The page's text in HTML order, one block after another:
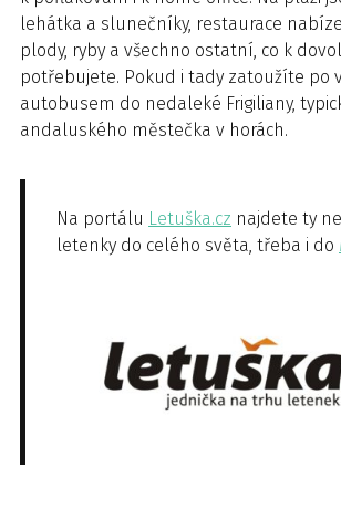
lehátka a slunečníky, restaurace
plody, ryby a všechno ostatní, co k
potřebujete. Pokud i tady zatoužíte po
autobusem do nedaleké Frigiliany,
andaluského městečka v horách.
Na portálu Letuška.cz najdete ty
letenky do celého světa, třeba i do